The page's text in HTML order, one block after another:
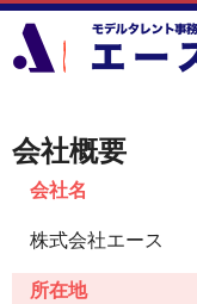
会社概要
会社名
株式会社エース
所在地